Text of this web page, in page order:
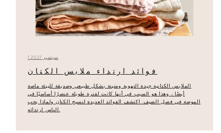
1 سبتمبر 2021
فوائد ارتداء ملابس الكتان
الملابس الكتانية جيدة التهوية ومتينة بشكل طبيعي وصديقة للبيئة ماصة
أيضًا ، وهذا هو السبب في أنها كانت لفترة طويلة عنصرًا أساسيًا في
الموضة في فصل الصيف. اكتشف الفوائد العديدة لنسيج الكتان ولماذا يحب
الناس ارتدائه.